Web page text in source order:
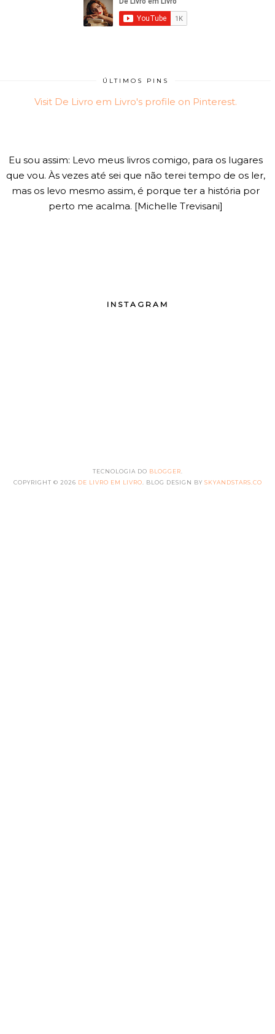
ÚLTIMOS PINS
Visit De Livro em Livro's profile on Pinterest.
Eu sou assim: Levo meus livros comigo, para os lugares
que vou. Às vezes até sei que não terei tempo de os ler,
mas os levo mesmo assim, é porque ter a história por
perto me acalma. [Michelle Trevisani]
INSTAGRAM
TECNOLOGIA DO BLOGGER
COPYRIGHT © 2026 DE LIVRO EM LIVRO . BLOG DESIGN BY SKYANDSTARS.CO